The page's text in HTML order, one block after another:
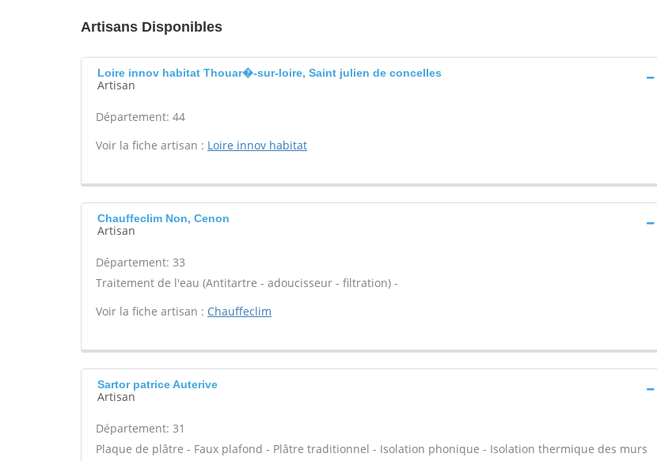
Artisans Disponibles
Loire innov habitat Thouar�-sur-loire, Saint julien de concelles
Artisan
Département: 44
Voir la fiche artisan : Loire innov habitat
Chauffeclim Non, Cenon
Artisan
Département: 33
Traitement de l'eau (Antitartre - adoucisseur - filtration) -
Voir la fiche artisan : Chauffeclim
Sartor patrice Auterive
Artisan
Département: 31
Plaque de plâtre - Faux plafond - Plâtre traditionnel - Isolation phonique - Isolation thermique des murs